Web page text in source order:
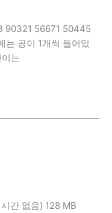
90321 56671 50445
는 공이 1개씩 들어있
는
간 없음) 128 MB